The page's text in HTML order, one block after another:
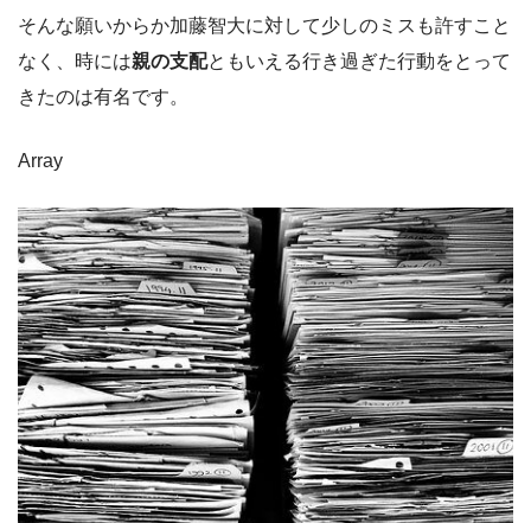
そんな願いからか加藤智大に対して少しのミスも許すこと
なく、時には親の支配ともいえる行き過ぎた行動をとって
きたのは有名です。
Array